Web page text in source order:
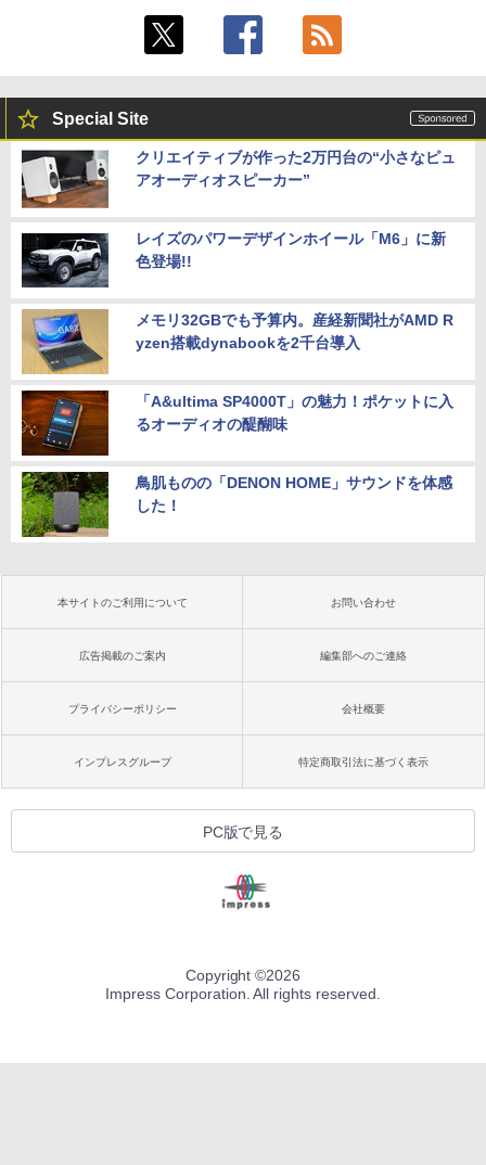
Special Site
クリエイティブが作った2万円台の“小さなピュ
アオーディオスピーカー”
レイズのパワーデザインホイール「M6」に新
色登場!!
メモリ32GBでも予算内。産経新聞社がAMD R
yzen搭載dynabookを2千台導入
「A&ultima SP4000T」の魅力！ポケットに入
るオーディオの醍醐味
鳥肌ものの「DENON HOME」サウンドを体感
した！
本サイトのご利用について お問い合わせ
広告掲載のご案内 編集部へのご連絡
プライバシーポリシー 会社概要
インプレスグループ 特定商取引法に基づく表示
PC版で見る
Copyright ©2026
Impress Corporation. All rights reserved.